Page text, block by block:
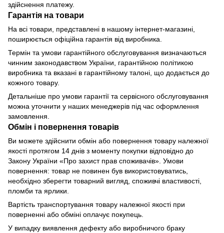
здійснення платежу.
Гарантія на товари
На всі товари, представлені в нашому інтернет-магазині,
поширюється офіційна гарантія від виробника.
Термін та умови гарантійного обслуговування визначаються
чинним законодавством України, гарантійною політикою
виробника та вказані в гарантійному талоні, що додається до
кожного товару.
Детальніше про умови гарантії та сервісного обслуговування
можна уточнити у наших менеджерів під час оформлення
замовлення.
Обмін і повернення товарів
Ви можете здійснити обмін або повернення товару належної
якості протягом 14 днів з моменту покупки відповідно до
Закону України «Про захист прав споживачів». Умови
повернення: товар не повинен був використовуватись,
необхідно зберегти товарний вигляд, споживчі властивості,
пломби та ярлики.
Вартість транспортування товару належної якості при
поверненні або обміні оплачує покупець.
У випадку виявлення дефекту або виробничого браку